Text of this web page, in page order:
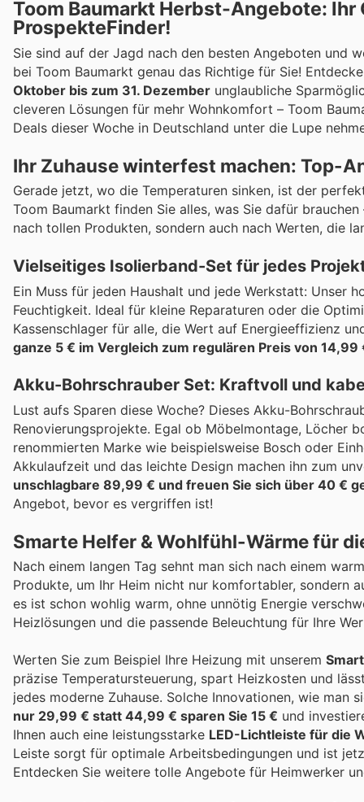
Toom Baumarkt Herbst-Angebote:
ProspekteFinder!
Sie sind auf der Jagd nach den besten Angeboten und
bei Toom Baumarkt genau das Richtige für Sie!
Oktober bis zum 31. Dezember unglaubliche
cleveren Lösungen für mehr Wohnkomfort – Toom
Deals dieser Woche in Deutschland unter die Lupe
Ihr Zuhause winterfest machen: Top-
Gerade jetzt, wo die Temperaturen sinken, ist der
Toom Baumarkt finden Sie alles, was Sie dafür
nach tollen Produkten, sondern auch nach Werten, die
Vielseitiges Isolierband-Set für jedes
Ein Muss für jeden Haushalt und jede Werkstatt: Unser
Feuchtigkeit. Ideal für kleine Reparaturen oder die
Kassenschlager für alle, die Wert auf Energieeffizienz
ganze 5 € im Vergleich zum regulären Preis von 14,99
Akku-Bohrschrauber Set: Kraftvoll und
Lust aufs Sparen diese Woche? Dieses Akku-
Renovierungsprojekte. Egal ob Möbelmontage, Löcher
renommierten Marke wie beispielsweise Bosch oder
Akkulaufzeit und das leichte Design machen ihn zum
unschlagbare 89,99 € und freuen Sie sich über 40 €
Angebot, bevor es vergriffen ist!
Smarte Helfer & Wohlfühl-Wärme für
Nach einem langen Tag sehnt man sich nach einem
Produkte, um Ihr Heim nicht nur komfortabler, sondern
es ist schon wohlig warm, ohne unnötig Energie
Heizlösungen und die passende Beleuchtung für Ihre
Werten Sie zum Beispiel Ihre Heizung mit unserem
präzise Temperatursteuerung, spart Heizkosten und
jedes moderne Zuhause. Solche Innovationen, wie
nur 29,99 € statt 44,99 € sparen Sie 15 € und
Ihnen auch eine leistungsstarke LED-Lichtleiste für die
Leiste sorgt für optimale Arbeitsbedingungen und ist
Entdecken Sie weitere tolle Angebote für Heimwerker